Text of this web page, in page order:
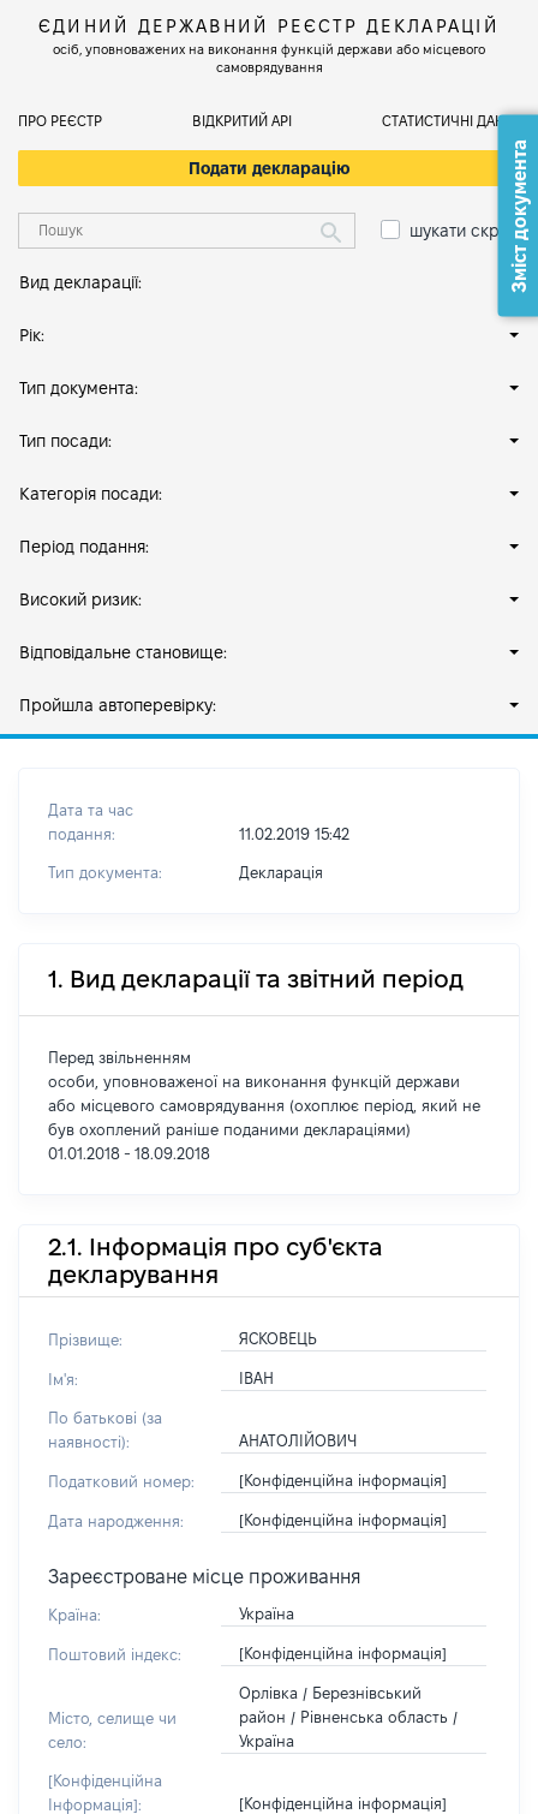
ЄДИНИЙ ДЕРЖАВНИЙ РЕЄСТР ДЕКЛАРАЦІЙ
осіб, уповноважених на виконання функцій держави або місцевого
самоврядування
ПРО РЕЄСТР ВІДКРИТИЙ АРІ СТАТИСТИЧНІ ДАНІ
Подати декларацію
шукати скрізь
Вид декларації:
Рік:
Тип документа:
Тип посади:
Категорія посади:
Період подання:
Високий ризик:
Відповідальне становище:
Пройшла автоперевірку:
Дата та час
подання:
11.02.2019 15:42
Тип документа: Декларація
1. Вид декларації та звітний період
Перед звільненням
особи, уповноваженої на виконання функцій держави
або місцевого самоврядування (охоплює період, який не
був охоплений раніше поданими деклараціями)
01.01.2018 - 18.09.2018
2.1. Інформація про суб'єкта
декларування
Прізвище: ЯСКОВЕЦЬ
Ім'я: ІВАН
По батькові (за
наявності):
АНАТОЛІЙОВИЧ
Податковий номер: [Конфіденційна інформація]
Дата народження: [Конфіденційна інформація]
Зареєстроване місце проживання
Країна: Україна
Поштовий індекс: [Конфіденційна інформація]
Місто, селище чи
село:
Орлівка / Березнівський
район / Рівненська область /
Україна
[Конфіденційна
Інформація]:
[Конфіденційна інформація]
Зміст документа